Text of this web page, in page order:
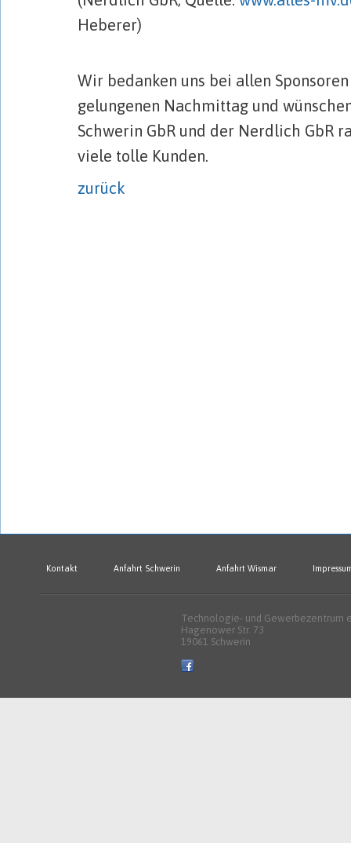
Heberer)
Wir bedanken uns bei allen
gelungenen Nachmittag und
Schwerin GbR und der Nerdlich GbR
viele tolle Kunden.
zurück
Kontakt Anfahrt Schwerin Anfahrt Wismar
Technologie- und Gewerbezentrum
Hagenower Str. 73
19061 Schwerin